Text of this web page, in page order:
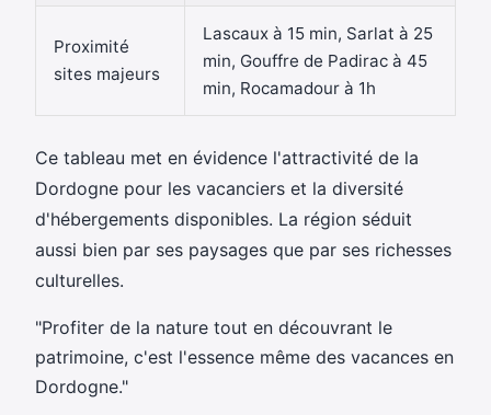
Proximité
sites majeurs
Lascaux à 15 min, Sarlat à 25
min, Gouffre de Padirac à 45
min, Rocamadour à 1h
Ce tableau met en évidence l'attractivité de la
Dordogne pour les vacanciers et la diversité
d'hébergements disponibles. La région séduit
aussi bien par ses paysages que par ses richesses
culturelles.
"Profiter de la nature tout en découvrant le
patrimoine, c'est l'essence même des vacances en
Dordogne."